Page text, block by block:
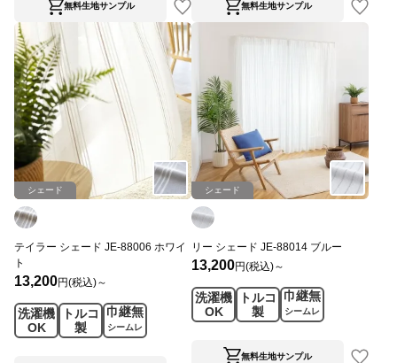
無料生地サンプル 無料生地サンプル
シェード
テイラー シェード JE-88006 ホワイ
ト
13,200円(税込)～
洗濯機
OK
トルコ
製
巾継無
シームレ
ス
シェード
リー シェード JE-88014 ブルー
13,200円(税込)～
洗濯機
OK
トルコ
製
巾継無
シームレ
ス
無料生地サンプル